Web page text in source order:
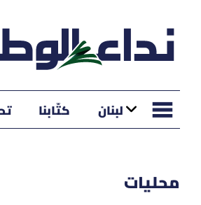
لبنان كتّابنا
محليات